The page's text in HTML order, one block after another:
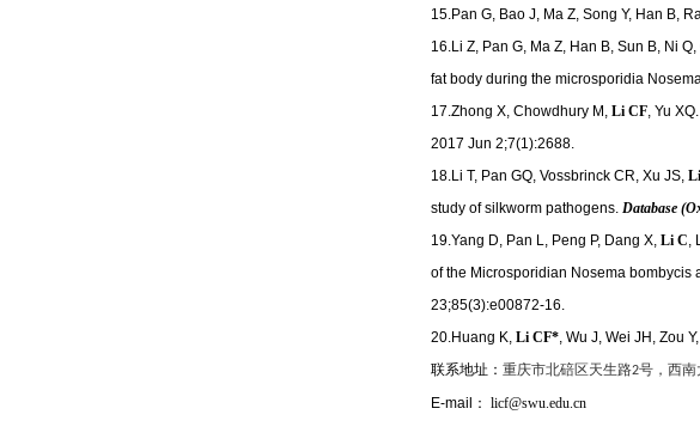
15.Pan G, Bao J, Ma Z, Song Y, Han B,
16.Li Z, Pan G, Ma Z, Han B, Sun B, Ni
fat body during the microsporidia
17.Zhong X, Chowdhury M, Li CF, Yu
2017 Jun 2;7(1):2688.
18.Li T, Pan GQ, Vossbrinck CR, Xu JS,
study of silkworm pathogens. Database
19.Yang D, Pan L, Peng P, Dang X, Li C,
of the Microsporidian Nosema bombycis
23;85(3):e00872-16.
20.Huang K, Li CF*, Wu J, Wei JH, Zou
联系地址： 重庆市北碚区天生路2号，西南
E-mail
： licf@swu.edu.cn